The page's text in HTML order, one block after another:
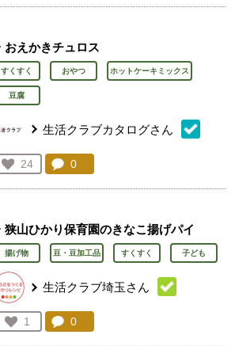
おえかきチュロス
すくすく おやつ ホットケーキミックス
豆腐
生活クラブカタログさん
お気に入り登録：
24
人が登録
コメント：
0
狭山ひかり保育園のきなこ揚げパイ
揚げ物 豆・豆加工品 すくすく 子ども
生活クラブ埼玉さん
お気に入り登録：
1
人が登録
コメント：
0